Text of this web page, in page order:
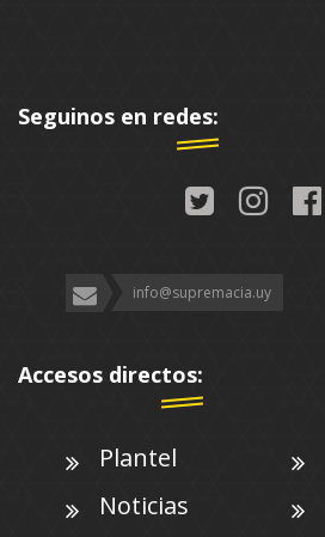
Seguinos en redes:
info@supremacia.uy
Accesos directos:
Plantel
Noticias